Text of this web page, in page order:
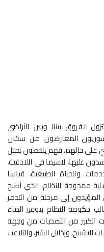
الفروق بيننا وبين الأراضي
المعارضون من سكان
على حالهم، فهم يلخصون بمثل
عليها، لاسيما في اللاذقية،
والحياة الطبيعية، قياسا
ممجوجة للنظام، الذي أصبح
إلى مرحلة من التذمر
حكومة النظام بتوفير الماء
الكثير من التضحيات من وجهة
وإذلال البشر، والتلاعب